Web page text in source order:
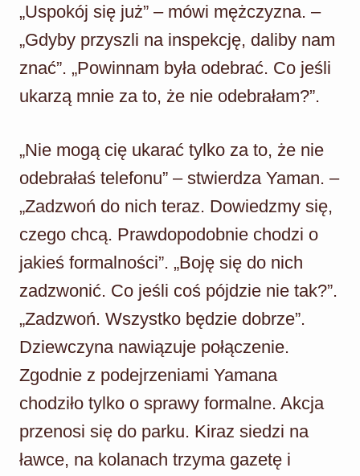
„Uspokój się już” – mówi mężczyzna. –
„Gdyby przyszli na inspekcję, daliby nam
znać”. „Powinnam była odebrać. Co jeśli
ukarzą mnie za to, że nie odebrałam?”.
„Nie mogą cię ukarać tylko za to, że nie
odebrałaś telefonu” – stwierdza Yaman. –
„Zadzwoń do nich teraz. Dowiedzmy się,
czego chcą. Prawdopodobnie chodzi o
jakieś formalności”. „Boję się do nich
zadzwonić. Co jeśli coś pójdzie nie tak?”.
„Zadzwoń. Wszystko będzie dobrze”.
Dziewczyna nawiązuje połączenie.
Zgodnie z podejrzeniami Yamana
chodziło tylko o sprawy formalne. Akcja
przenosi się do parku. Kiraz siedzi na
ławce, na kolanach trzyma gazetę i